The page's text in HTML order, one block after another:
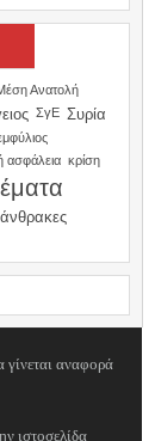
Ανατολή
ΣγΕ Συρία
ασφάλεια κρίση
γίνεται αναφορά
ιστοσελίδα